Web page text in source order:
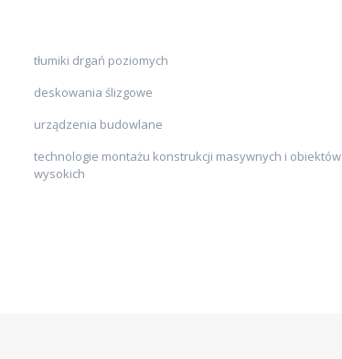
tłumiki drgań poziomych
deskowania ślizgowe
urządzenia budowlane
technologie montażu konstrukcji masywnych i obiektów
wysokich